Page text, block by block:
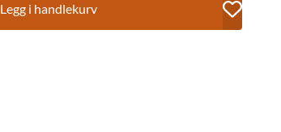
Legg i handlekurv